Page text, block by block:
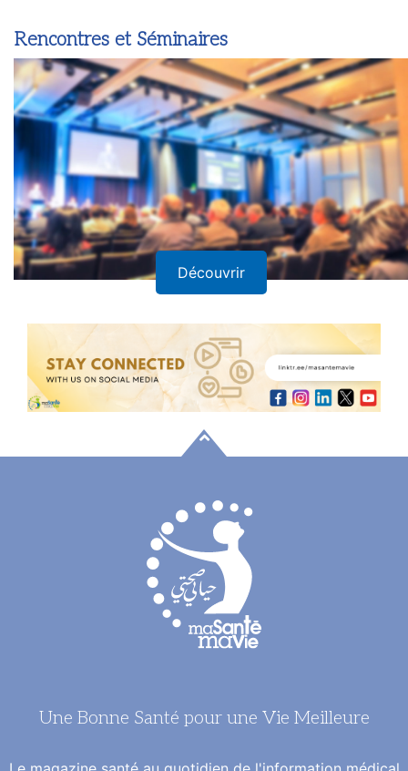
Rencontres et Séminaires
Découvrir
Une Bonne Santé pour une Vie Meilleure